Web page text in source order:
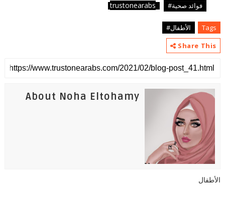
فوائد صحية#
trustonearabs
Tags
الأطفال#
Share This
About Noha Eltohamy
الأطفال